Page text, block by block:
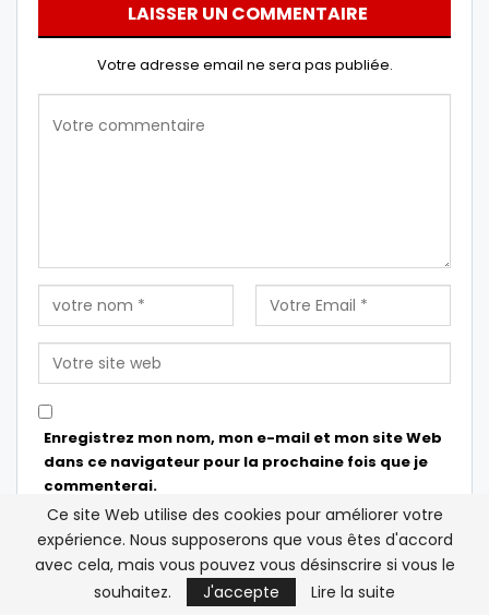
LAISSER UN COMMENTAIRE
Votre adresse email ne sera pas publiée.
Enregistrez mon nom, mon e-mail et mon site Web
dans ce navigateur pour la prochaine fois que je
commenterai.
Ce site Web utilise des cookies pour améliorer votre
expérience. Nous supposerons que vous êtes d'accord
avec cela, mais vous pouvez vous désinscrire si vous le
souhaitez.
J'accepte Lire la suite